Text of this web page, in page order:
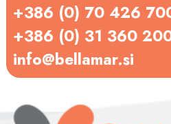
+386 (0) 70 426
+386 (0) 31 360
info@bellamar.si